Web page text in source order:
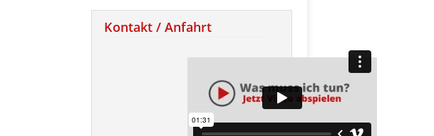
Kontakt / Anfahrt